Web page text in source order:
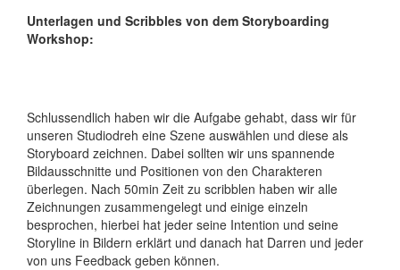
Unterlagen und Scribbles von dem Storyboarding
Workshop:
Schlussendlich haben wir die Aufgabe gehabt, dass wir für
unseren Studiodreh eine Szene auswählen und diese als
Storyboard zeichnen. Dabei sollten wir uns spannende
Bildausschnitte und Positionen von den Charakteren
überlegen. Nach 50min Zeit zu scribblen haben wir alle
Zeichnungen zusammengelegt und einige einzeln
besprochen, hierbei hat jeder seine Intention und seine
Storyline in Bildern erklärt und danach hat Darren und jeder
von uns Feedback geben können.